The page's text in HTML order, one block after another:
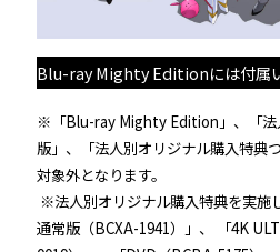
Blu-ray Mighty Editionには付属い
※「Blu-ray Mighty Edition」、「法
版」、「法人別オリジナル購入特典
対象外となります。
※法人別オリジナル購入特典を実施
通常版（BCXA-1941）」、 「4K